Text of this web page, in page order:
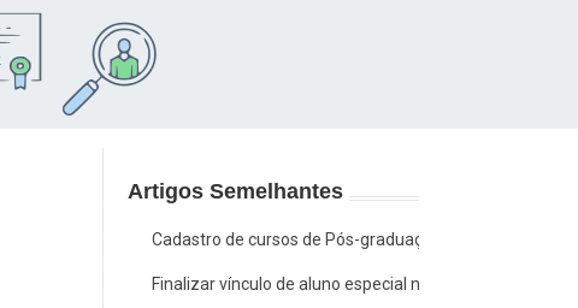
Artigos Semelhantes
Cadastro de cursos de Pós-graduação Lato Sensu e
Finalizar vínculo de aluno especial na Pós-graduação